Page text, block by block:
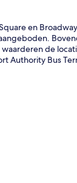
en
de
Authority Bus